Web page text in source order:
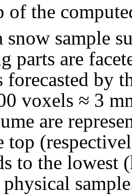
of the
snow sample
parts are
forecasted by
voxels ≈ 3
are
top
to the lowest